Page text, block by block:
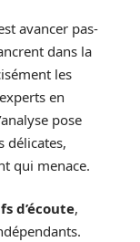
avancer pas-
dans la
les
en
pose
délicates,
qui menace.
d’écoute,